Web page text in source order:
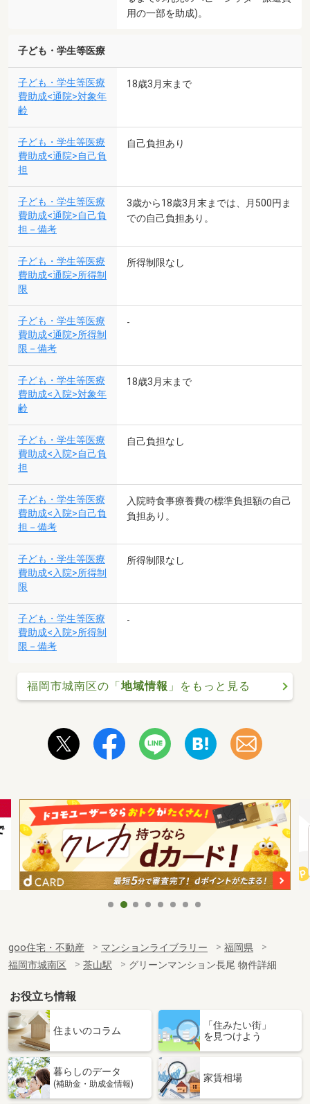
用の一部を助成)。
子ども・学生等医療
子ども・学生等医療
費助成<通院>対象年
齢
18歳3月末まで
子ども・学生等医療
費助成<通院>自己負
担
自己負担あり
子ども・学生等医療
費助成<通院>自己負
担－備考
3歳から18歳3月末までは、月500円ま
での自己負担あり。
子ども・学生等医療
費助成<通院>所得制
限
所得制限なし
子ども・学生等医療
費助成<通院>所得制
限－備考
-
子ども・学生等医療
費助成<入院>対象年
齢
18歳3月末まで
子ども・学生等医療
費助成<入院>自己負
担
自己負担なし
子ども・学生等医療
費助成<入院>自己負
担－備考
入院時食事療養費の標準負担額の自己
負担あり。
子ども・学生等医療
費助成<入院>所得制
限
所得制限なし
子ども・学生等医療
費助成<入院>所得制
限－備考
-
福岡市城南区の「地域情報 」をもっと見る
goo住宅・不動産 マンションライブラリー
福岡県
福岡市城南区
茶山駅 グリーンマンション長尾 物件詳細
お役立ち情報
住まいのコラム
「住みたい街」
を見つけよう
暮らしのデータ
(補助金・助成金情報)
家賃相場